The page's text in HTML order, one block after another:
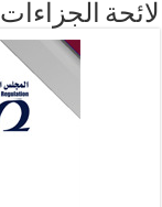
لائحة الجزاءات